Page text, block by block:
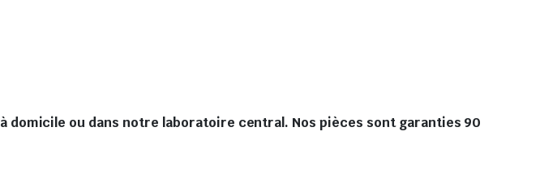
domicile ou dans notre laboratoire central. Nos pièces sont garanties 90